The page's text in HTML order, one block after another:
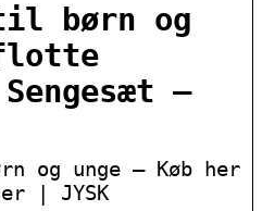
børn og
flotte
–
og unge – Køb her
| JYSK